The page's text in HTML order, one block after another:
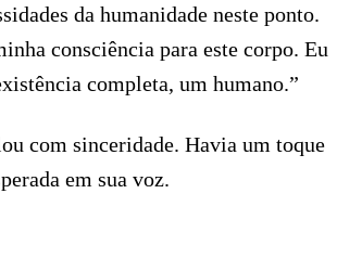
da humanidade neste ponto.
consciência para este corpo. Eu
completa, um humano.”
com sinceridade. Havia um toque
em sua voz.